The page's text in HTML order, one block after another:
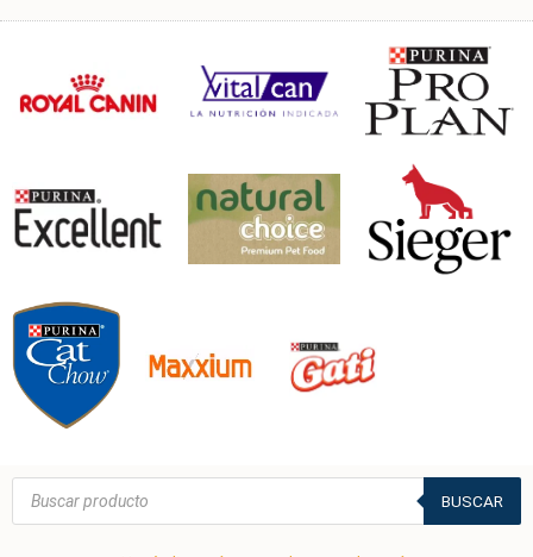
Búsqueda
productos
BUSCAR